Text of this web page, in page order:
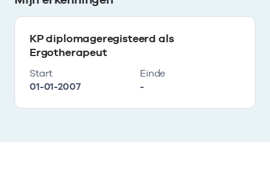
KP diplomageregisteerd als
Ergotherapeut
Start
01-01-2007
Einde
-